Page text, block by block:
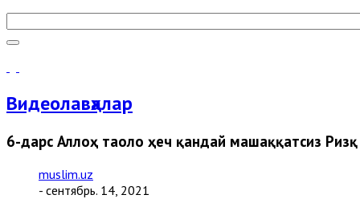
Видеолавҳалар
6-дарс Аллоҳ таоло ҳеч қандай машаққатсиз
muslim.uz
- сентябрь. 14, 2021